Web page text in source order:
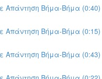
Απάντηση Βήμα-Βήμα (0:40)
Απάντηση Βήμα-Βήμα (0:15)
Απάντηση Βήμα-Βήμα (0:43)